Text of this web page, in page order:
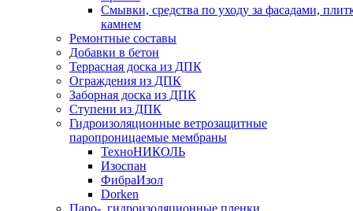
Смывки, средства по уходу за фасадами,
камнем
Ремонтные составы
Добавки в бетон
Террасная доска из ДПК
Ограждения из ДПК
Заборная доска из ДПК
Ступени из ДПК
Гидроизоляционные ветрозащитные
паропроницаемые мембраны
ТехноНИКОЛЬ
Изоспан
ФибраИзол
Dorken
Паро-, гидроизоляционные пленки